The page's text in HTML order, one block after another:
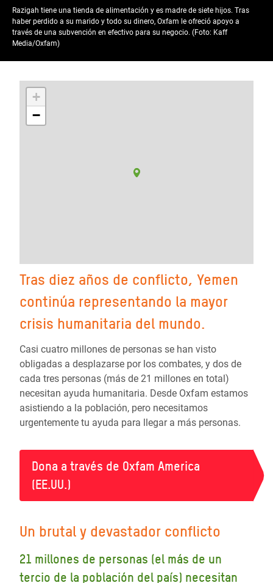
Razigah tiene una tienda de alimentación y es madre de siete hijos. Tras
haber perdido a su marido y todo su dinero, Oxfam le ofreció apoyo a
través de una subvención en efectivo para su negocio. (Foto: Kaff
Media/Oxfam)
+
−
Tras diez años de conflicto, Yemen
continúa representando la mayor
crisis humanitaria del mundo.
Casi cuatro millones de personas se han visto
obligadas a desplazarse por los combates, y dos de
cada tres personas (más de 21 millones en total)
necesitan ayuda humanitaria. Desde Oxfam estamos
asistiendo a la población, pero necesitamos
urgentemente tu ayuda para llegar a más personas.
Dona a través de Oxfam America
(EE.UU.)
Un brutal y devastador conflicto
21 millones de personas (el más de un
tercio de la población del país) necesitan